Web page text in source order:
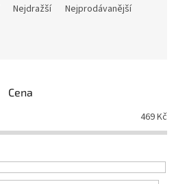
Nejdražší
Nejprodávanější
Cena
469Kč